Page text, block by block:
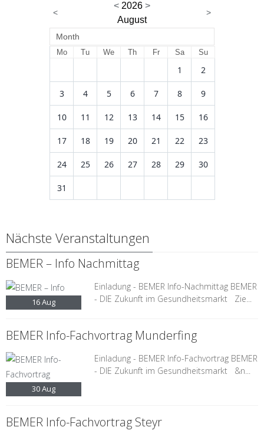
<
< 2026 >
August
>
Month
Mo Tu We Th Fr Sa Su
1 2
3 4 5 6 7 8 9
10 11 12 13 14 15 16
17 18 19 20 21 22 23
24 25 26 27 28 29 30
31
Nächste Veranstaltungen
BEMER – Info Nachmittag
16Aug
Einladung - BEMER Info-Nachmittag BEMER
- DIE Zukunft im Gesundheitsmarkt Zie...
BEMER Info-Fachvortrag Munderfing
30Aug
Einladung - BEMER Info-Fachvortrag BEMER
- DIE Zukunft im Gesundheitsmarkt &n...
BEMER Info-Fachvortrag Steyr